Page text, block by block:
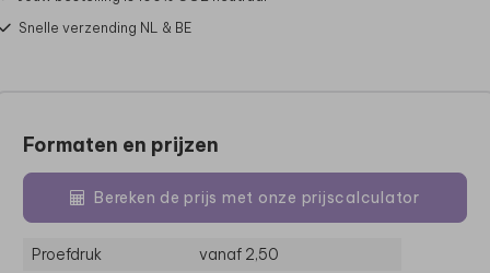
Snelle verzending NL & BE
Formaten en prijzen
Bereken de prijs met onze prijscalculator
Proefdruk
vanaf 2,50